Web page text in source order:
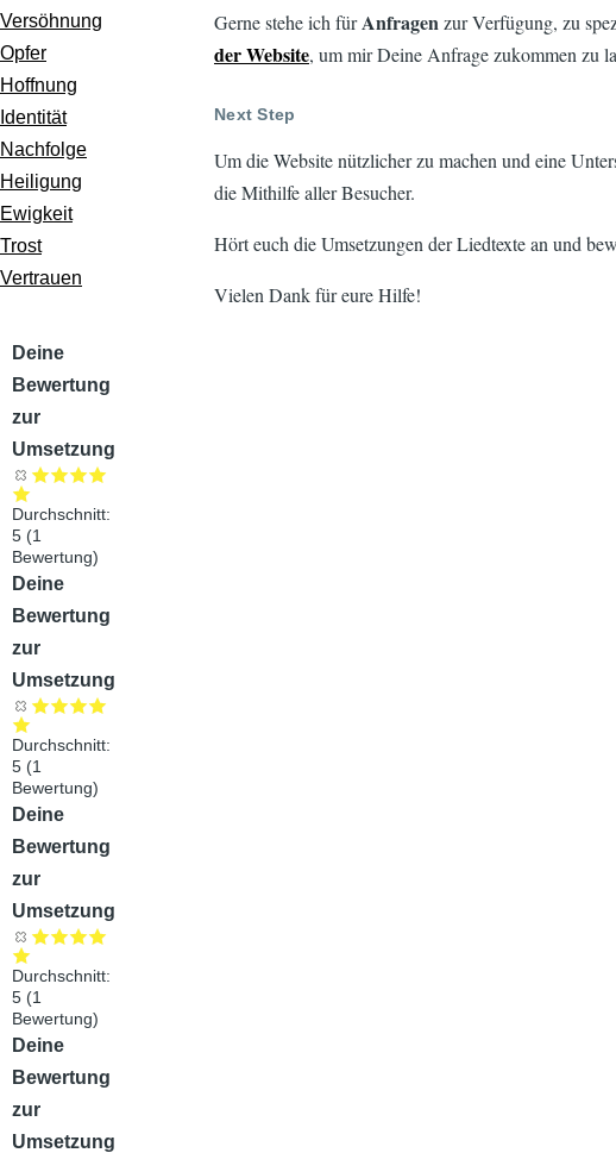
Versöhnung
Opfer
Hoffnung
Identität
Nachfolge
Heiligung
Ewigkeit
Trost
Vertrauen
Audiodatei
Deine
Bewertung
zur
Umsetzung
Durchschnitt:
5 (1
Bewertung)
Audiodatei
Deine
Bewertung
zur
Umsetzung
Durchschnitt:
5 (1
Bewertung)
Audiodatei
Deine
Bewertung
zur
Umsetzung
Durchschnitt:
5 (1
Bewertung)
Audiodatei
Deine
Bewertung
zur
Umsetzung
Gerne stehe ich fürAnfragenzur Verfügung, zu
der Website, um mir Deine Anfrage zukommen zu
Next Step
Um die Website nützlicher zu machen und eine
die Mithilfe aller Besucher.
Hört euch die Umsetzungen der Liedtexte an und
Vielen Dank für eure Hilfe!